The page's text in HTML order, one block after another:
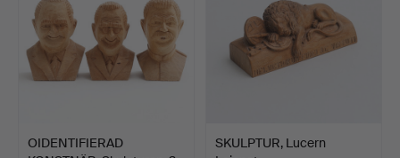
OIDENTIFIERAD
SKULPTUR, Lucern